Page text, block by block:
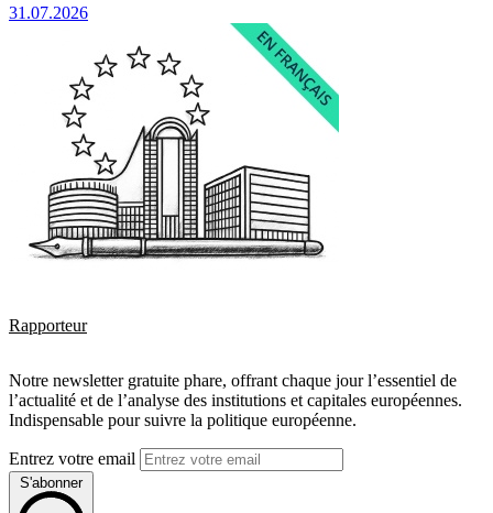
31.07.2026
Rapporteur
Notre newsletter gratuite phare, offrant chaque jour l’essentiel de
l’actualité et de l’analyse des institutions et capitales européennes.
Indispensable pour suivre la politique européenne.
Entrez votre email
S'abonner